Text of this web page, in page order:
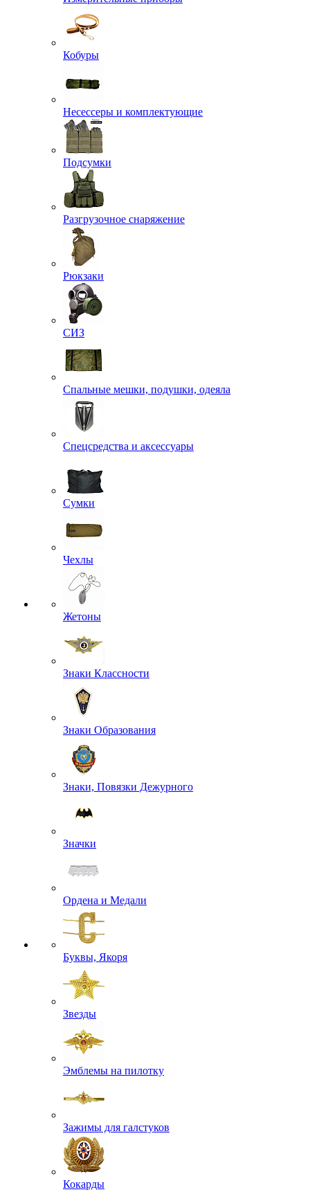
Кобуры
Несессеры и комплектующие
Подсумки
Разгрузочное снаряжение
Рюкзаки
СИЗ
Спальные мешки, подушки, одеяла
Спецсредства и аксессуары
Сумки
Чехлы
Жетоны
Знаки Классности
Знаки Образования
Знаки, Повязки Дежурного
Значки
Ордена и Медали
Буквы, Якоря
Звезды
Эмблемы на пилотку
Зажимы для галстуков
Кокарды